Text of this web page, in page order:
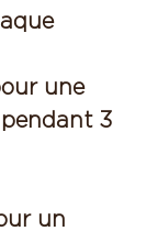
une
3
un